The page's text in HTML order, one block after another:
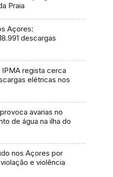
Praia
Açores:
descargas
regista cerca
elétricas nos
avarias no
de água na ilha do
nos Açores por
e violência